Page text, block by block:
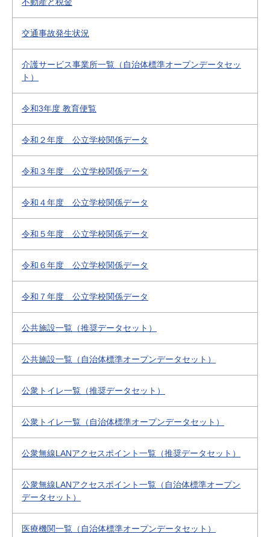
交通事故発生状況
介護サービス事業所一覧（自治体標準オープンデータセッ
ト）
令和3年度 教育便覧
令和２年度 公立学校関係データ
令和３年度 公立学校関係データ
令和４年度 公立学校関係データ
令和５年度 公立学校関係データ
令和６年度 公立学校関係データ
令和７年度 公立学校関係データ
公共施設一覧（推奨データセット）
公共施設一覧（自治体標準オープンデータセット）
公衆トイレ一覧（推奨データセット）
公衆トイレ一覧（自治体標準オープンデータセット）
公衆無線LANアクセスポイント一覧（推奨データセット）
公衆無線LANアクセスポイント一覧（自治体標準オープン
データセット）
医療機関一覧（自治体標準オープンデータセット）